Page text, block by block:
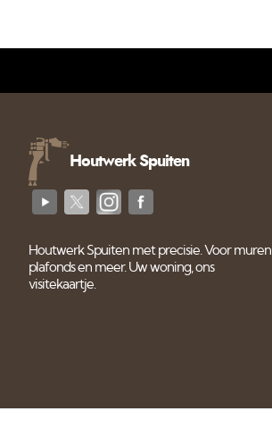
Houtwerk Spuiten
Houtwerk Spuiten met precisie. Voor muren,
plafonds en meer. Uw woning, ons
visitekaartje.